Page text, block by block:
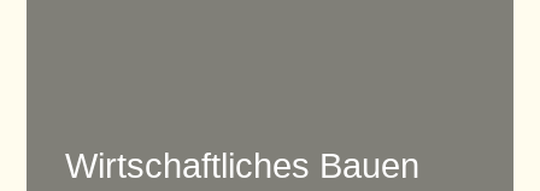
Wirtschaftliches Bauen